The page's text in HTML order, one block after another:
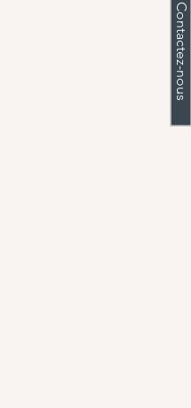
Contactez-nous